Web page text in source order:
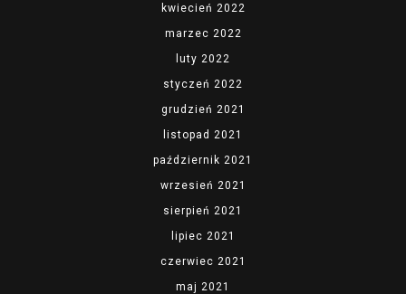
kwiecień 2022
marzec 2022
luty 2022
styczeń 2022
grudzień 2021
listopad 2021
październik 2021
wrzesień 2021
sierpień 2021
lipiec 2021
czerwiec 2021
maj 2021